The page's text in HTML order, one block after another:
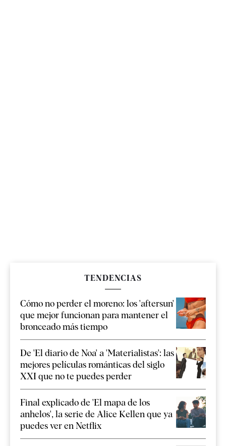
TENDENCIAS
Cómo no perder el moreno: los 'aftersun'
que mejor funcionan para mantener el
bronceado más tiempo
De 'El diario de Noa' a 'Materialistas': las
mejores películas románticas del siglo
XXI que no te puedes perder
Final explicado de 'El mapa de los
anhelos', la serie de Alice Kellen que ya
puedes ver en Netflix